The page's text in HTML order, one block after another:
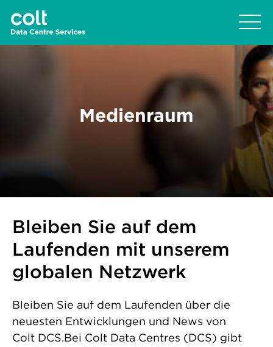
Medienraum
Bleiben Sie auf dem
Laufenden mit unserem
globalen Netzwerk
Bleiben Sie auf dem Laufenden über die
neuesten Entwicklungen und News von
Colt DCS.Bei Colt Data Centres (DCS) gibt